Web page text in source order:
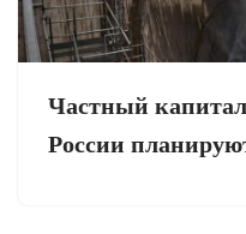
Частный
России